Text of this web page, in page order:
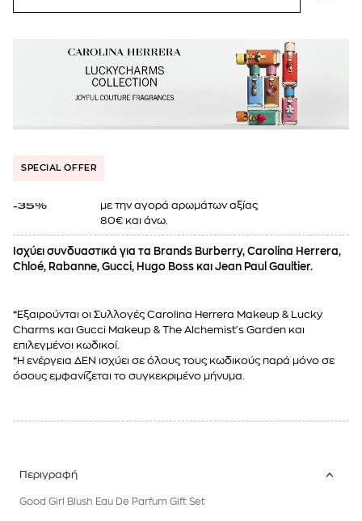
SPECIAL OFFER
-35%
με την αγορά αρωμάτων αξίας
80€ και άνω.
Ισχύει συνδυαστικά για τα Brands Burberry, Carolina Herrera,
Chloé, Rabanne, Gucci, Hugo Boss και Jean Paul Gaultier.
*Εξαιρούνται οι Συλλογές Carolina Herrera Makeup & Lucky
Charms και Gucci Makeup & The Alchemist's Garden και
επιλεγμένοι κωδικοί.
*Η ενέργεια ΔΕΝ ισχύει σε όλους τους κωδικούς παρά μόνο σε
όσους εμφανίζεται το συγκεκριμένο μήνυμα.
Περιγραφή
Good Girl Blush Eau De Parfum Gift Set